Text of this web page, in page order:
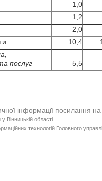
1,0
1,2
2,0
10,4
послуг
5,5
інформації посилання
Вінницькій області
технологій Головного